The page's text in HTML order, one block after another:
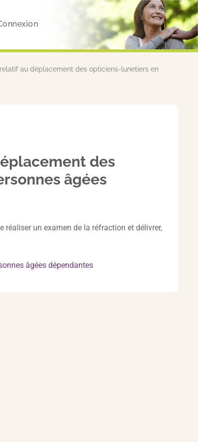
au déplacement des opticiens-lunetiers en
des
âgées
réaliser un examen de la réfraction et délivrer,
âgées dépendantes